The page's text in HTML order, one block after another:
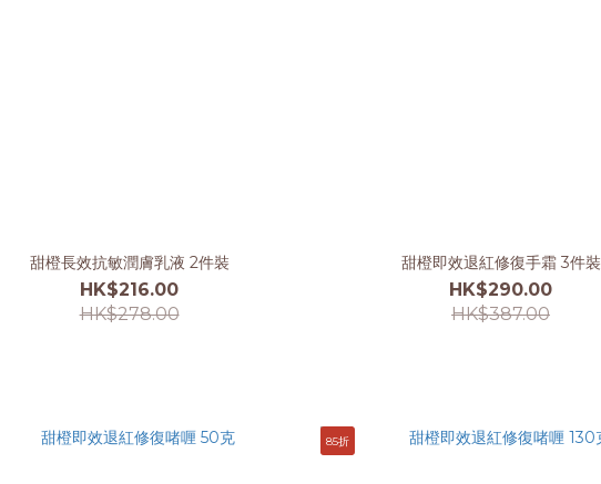
甜橙長效抗敏潤膚乳液 2件裝
HK$216.00
HK$278.00
甜橙即效退紅修復手霜 3件裝
HK$290.00
HK$387.00
85折